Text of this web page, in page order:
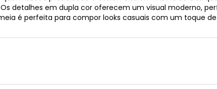
detalhes em dupla cor oferecem um visual moderno,
é perfeita para compor looks casuais com um toque